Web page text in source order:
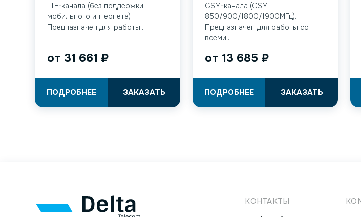
LTE-канала (без поддержки
мобильного интернета)
Предназначен для работы...
от 31 661 ₽
ЗАКАЗАТЬ
ПОДРОБНЕЕ
GSM-канала (GSM
850/900/1800/1900МГц).
Предназначен для работы со
всеми...
от 13 685 ₽
ЗАКАЗАТЬ
ПОДРОБНЕЕ
КОНТАКТЫ